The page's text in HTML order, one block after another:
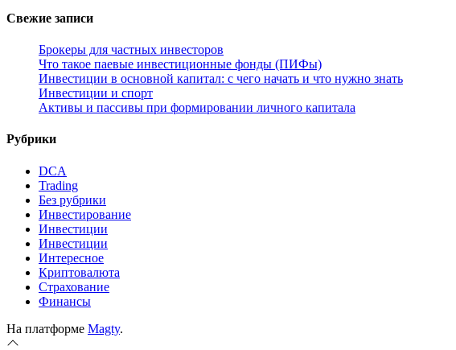
Свежие записи
Брокеры для частных инвесторов
Что такое паевые инвестиционные фонды (ПИФы)
Инвестиции в основной капитал: с чего начать и что нужно знать
Инвестиции и спорт
Активы и пассивы при формировании личного капитала
Рубрики
DCA
Trading
Без рубрики
Инвестирование
Инвестиции
Инвестиции
Интересное
Криптовалюта
Страхование
Финансы
На платформе Magty.